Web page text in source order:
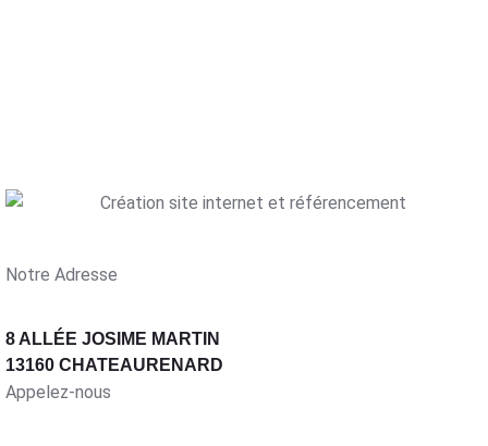
Notre Adresse
8 ALLÉE JOSIME MARTIN
13160 CHATEAURENARD
Appelez-nous